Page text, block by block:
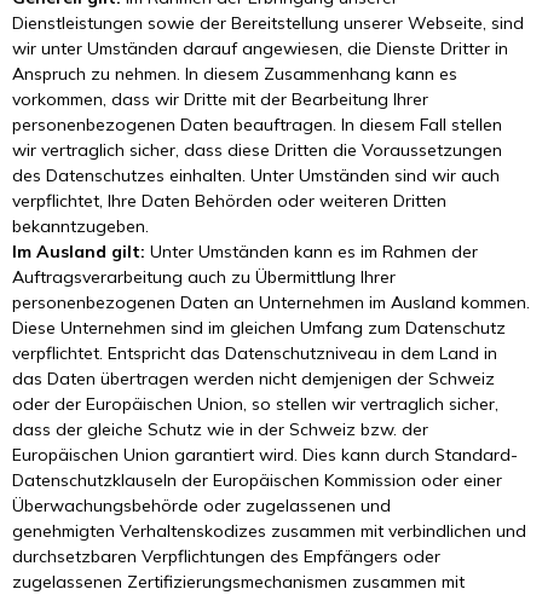
Dienstleistungen sowie der Bereitstellung unserer Webseite, sind
wir unter Umständen darauf angewiesen, die Dienste Dritter in
Anspruch zu nehmen. In diesem Zusammenhang kann es
vorkommen, dass wir Dritte mit der Bearbeitung Ihrer
personenbezogenen Daten beauftragen. In diesem Fall stellen
wir vertraglich sicher, dass diese Dritten die Voraussetzungen
des Datenschutzes einhalten. Unter Umständen sind wir auch
verpflichtet, Ihre Daten Behörden oder weiteren Dritten
bekanntzugeben.
Im Ausland gilt: Unter Umständen kann es im Rahmen der
Auftragsverarbeitung auch zu Übermittlung Ihrer
personenbezogenen Daten an Unternehmen im Ausland kommen.
Diese Unternehmen sind im gleichen Umfang zum Datenschutz
verpflichtet. Entspricht das Datenschutzniveau in dem Land in
das Daten übertragen werden nicht demjenigen der Schweiz
oder der Europäischen Union, so stellen wir vertraglich sicher,
dass der gleiche Schutz wie in der Schweiz bzw. der
Europäischen Union garantiert wird. Dies kann durch Standard-
Datenschutzklauseln der Europäischen Kommission oder einer
Überwachungsbehörde oder zugelassenen und
genehmigten Verhaltenskodizes zusammen mit verbindlichen und
durchsetzbaren Verpflichtungen des Empfängers oder
zugelassenen Zertifizierungsmechanismen zusammen mit